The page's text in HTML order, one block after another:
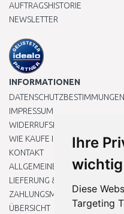
Ihre
wichtig
Diese
Targeting
AUFTRAGSHISTORIE
NEWSLETTER
INFORMATIONEN
DATENSCHUTZBESTIMMUNGEN
IMPRESSUM
WIDERRUFSRECHT
WIE KAUFE ICH EIN?
KONTAKT
ALLGEMEINEN
LIEFERUNG & ZAHLUNG
ZAHLUNGSMETHODEN
ÜBERSICHT